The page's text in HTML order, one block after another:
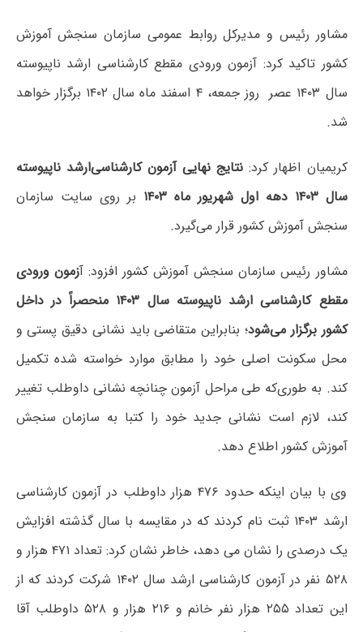
مشاور رئیس و مدیرکل روابط عمومی سازمان سنجش آموزش
کشور تاکید کرد: آزمون ورودی مقطع کارشناسی ارشد ناپیوسته
سال ۱۴۰۳ عصر روز جمعه، ۴ اسفند ماه سال ۱۴۰۲ برگزار خواهد
شد.
کریمیان اظهار کرد: نتایج نهایی آزمون کارشناسی‌ارشد ناپیوسته
سال ۱۴۰۳ دهه اول شهریور ماه ۱۴۰۳
بر روی سایت سازمان
سنجش آموزش کشور قرار می‌گیرد.
مشاور رئیس سازمان سنجش آموزش کشور افزود: آزمون ورودی
مقطع کارشناسی ارشد ناپیوسته سال ۱۴۰۳ منحصراً در داخل
کشور برگزار می‌شود؛ بنابراین متقاضی باید نشانی دقیق پستی و
محل سکونت اصلی خود را مطابق موارد خواسته شده تکمیل
کند. به طوری‌که طی مراحل آزمون چنانچه نشانی داوطلب تغییر
کند، لازم است نشانی جدید خود را کتبا به سازمان سنجش
آموزش کشور اطلاع دهد.
وی با بیان اینکه حدود ۴۷۶ هزار داوطلب در آزمون کارشناسی
ارشد ۱۴۰۳ ثبت نام کردند که در مقایسه با سال گذشته افزایش
یک درصدی را نشان می دهد، خاطر نشان کرد: تعداد ۴۷۱ هزار و
۵۲۸ نفر در آزمون کارشناسی ارشد سال ۱۴۰۲ شرکت کردند که از
این تعداد ۲۵۵ هزار نفر خانم و ۲۱۶ هزار و ۵۲۸ داوطلب آقا